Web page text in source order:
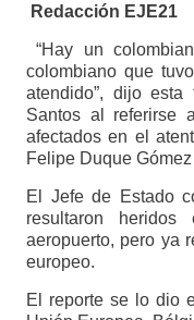
Redacción EJE21
“Hay un
colombiano que
atendido”, dijo esta
Santos al referirse
afectados en el
Felipe Duque
El Jefe de Estado
resultaron
aeropuerto, pero ya
europeo.
El reporte se lo dio